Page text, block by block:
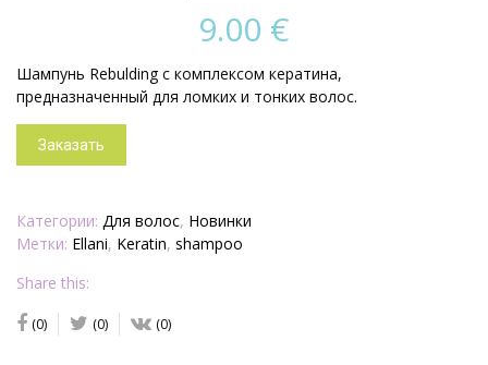
9.00 €
Шампунь Rebulding с комплексом кератина,
предназначенный для ломких и тонких волос.
Заказать
Категории: Для волос, Новинки
Метки: Ellani, Keratin, shampoo
Share this:
(0) (0) (0)